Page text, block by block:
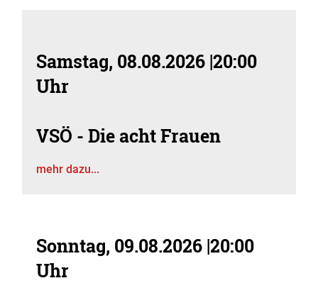
Samstag, 08.08.2026 |20:00
Uhr
VSÖ - Die acht Frauen
mehr dazu...
Sonntag, 09.08.2026 |20:00
Uhr